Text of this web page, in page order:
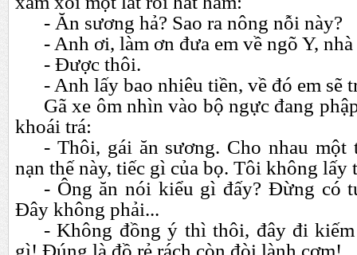
- Ăn sương hả? Sao ra nông nỗi này?
- Anh ơi, làm ơn đưa em về ngõ Y,
- Được thôi.
- Anh lấy bao nhiêu tiền, về đó em sẽ
Gã xe ôm nhìn vào bộ ngực đang
khoái trá:
- Thôi, gái ăn sương. Cho nhau
nạn thế này, tiếc gì của bọ. Tôi không lấy
- Ông ăn nói kiểu gì đấy? Đừng có
Đây không phải...
- Không đồng ý thì thôi, đây đi kiếm